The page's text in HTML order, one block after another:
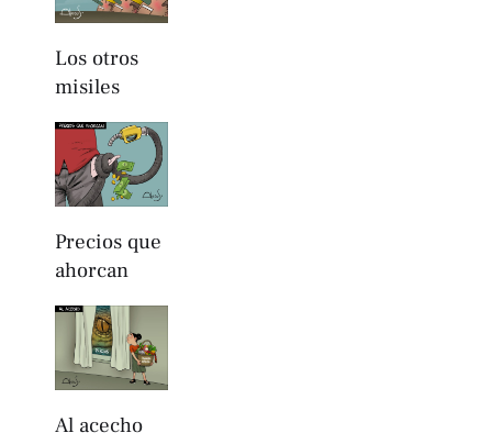
Los otros
misiles
Precios que
ahorcan
Al acecho